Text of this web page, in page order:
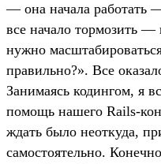
— она начала работать
все начало тормозить
нужно
правильно?». Все
Занимаясь кодингом, я
помощь нашего Rails-
ждать было неоткуда,
самостоятельно.